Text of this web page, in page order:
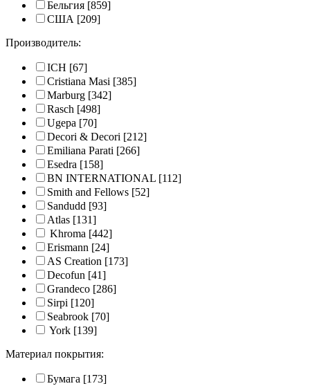
Бельгия [859]
США [209]
Производитель:
ICH [67]
Cristiana Masi [385]
Marburg [342]
Rasch [498]
Ugepa [70]
Decori & Decori [212]
Emiliana Parati [266]
Esedra [158]
BN INTERNATIONAL [112]
Smith and Fellows [52]
Sandudd [93]
Atlas [131]
Khroma [442]
Erismann [24]
AS Creation [173]
Decofun [41]
Grandeco [286]
Sirpi [120]
Seabrook [70]
York [139]
Материал покрытия:
Бумага [173]